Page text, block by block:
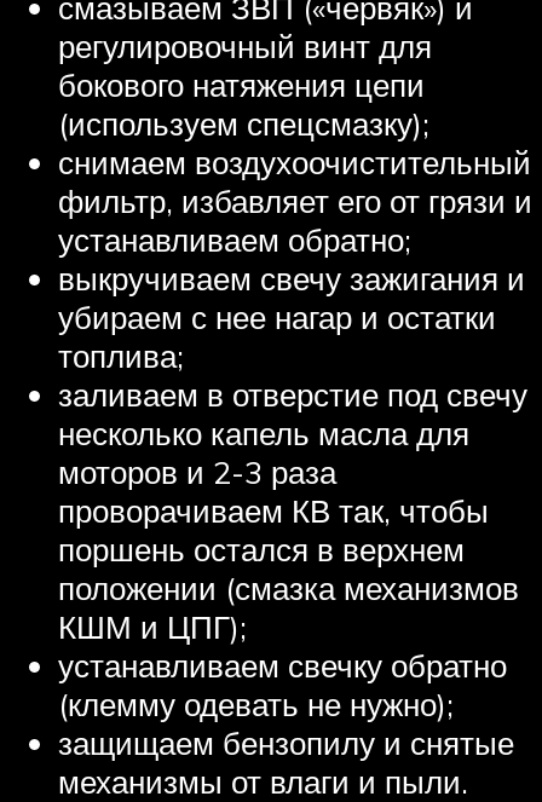
регулировочный винт для
бокового натяжения цепи
(используем спецсмазку);
снимаем воздухоочистительный
фильтр, избавляет его от грязи и
устанавливаем обратно;
выкручиваем свечу зажигания и
убираем с нее нагар и остатки
топлива;
заливаем в отверстие под свечу
несколько капель масла для
моторов и 2-3 раза
проворачиваем КВ так, чтобы
поршень остался в верхнем
положении (смазка механизмов
КШМ и ЦПГ);
устанавливаем свечку обратно
(клемму одевать не нужно);
защищаем бензопилу и снятые
механизмы от влаги и пыли.